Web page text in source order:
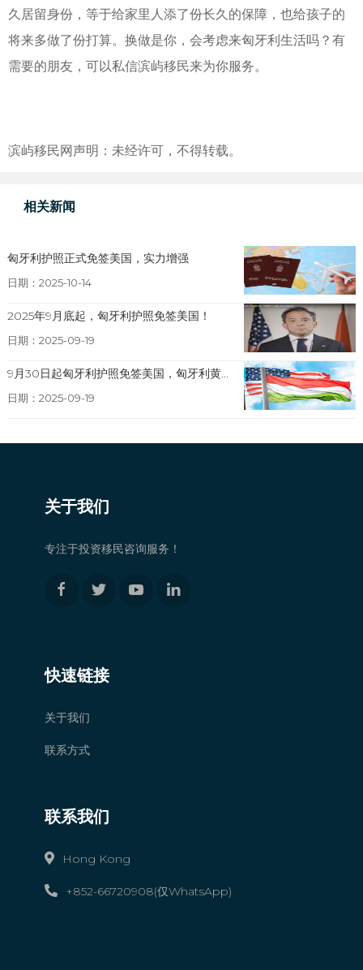
久居留身份，等于给家里人添了份长久的保障，也给孩子的
将来多做了份打算。换做是你，会考虑来匈牙利生活吗？有
需要的朋友，可以私信滨屿移民来为你服务。
滨屿移民网声明：未经许可，不得转载。
相关新闻
匈牙利护照正式免签美国，实力增强
日期：2025-10-14
2025年9月底起，匈牙利护照免签美国！
日期：2025-09-19
9月30日起匈牙利护照免签美国，匈牙利黄...
日期：2025-09-19
关于我们
专注于投资移民咨询服务！
快速链接
关于我们
联系方式
联系我们
Hong Kong
+852-66720908(仅WhatsApp)